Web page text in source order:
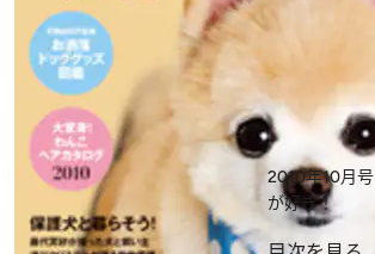
2010年10月号
が好き！